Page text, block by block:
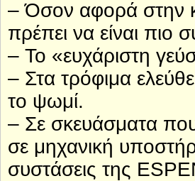
– Όσον αφορά στην
πρέπει να είναι πιο
– Το «ευχάριστη
– Στα τρόφιμα
το ψωμί.
– Σε σκευάσματα
σε μηχανική
συστάσεις της